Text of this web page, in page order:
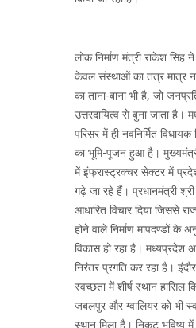
लोक निर्माण मंत्री राकेश सिंह
केवल संस्थाओं का तंत्र मात्र
का ताना-बाना भी है, जो
उत्तरदायित्व से बुना जाता है।
परिसर में ही नवनिर्मित विधायक
का भूमि-पूजन हुआ है।
में इंफ्रास्ट्रक्चर सेक्टर में
गढ़े जा रहे हैं। प्रधानमंत्री
आधारित विचार दिया जिससे
होने वाले निर्माण मापदण्डों के
विकास हो रहा है। मध्यप्रदेश
निरंतर प्रगति कर रहा है।
स्वच्छता में शीर्ष स्थान हासिल
जबलपुर और ग्वालियर को भी
स्थान मिला है। निकट भविष्य